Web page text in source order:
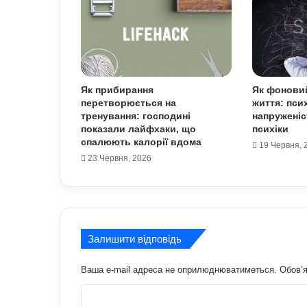
Як прибирання
перетворюється на
тренування: господині
показали лайфхаки, що
спалюють калорії вдома
23 Червня, 2026
Як
життя:
психіки
19 Червня,
Залишити відповідь
Ваша e-mail адреса не оприлюднюватиметься.